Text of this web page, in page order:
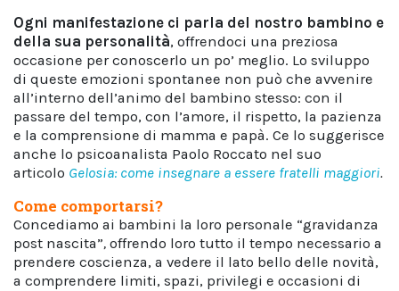
Ogni manifestazione ci parla del nostro bambino e
della sua personalità, offrendoci una preziosa
occasione per conoscerlo un po’ meglio. Lo sviluppo
di queste emozioni spontanee non può che avvenire
all’interno dell’animo del bambino stesso: con il
passare del tempo, con l’amore, il rispetto, la pazienza
e la comprensione di mamma e papà. Ce lo suggerisce
anche lo psicoanalista Paolo Roccato nel suo
articolo Gelosia: come insegnare a essere fratelli maggiori.
Come comportarsi?
Concediamo ai bambini la loro personale “gravidanza
post nascita”, offrendo loro tutto il tempo necessario a
prendere coscienza, a vedere il lato bello delle novità,
a comprendere limiti, spazi, privilegi e occasioni di